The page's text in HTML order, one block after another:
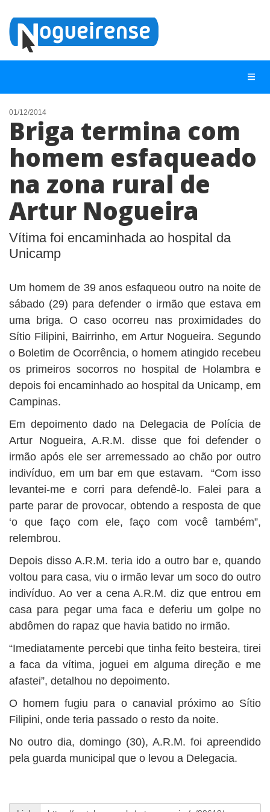
NOTÍCIAS
LISTA DIGITAL
CONTATO
ANUNCIE
01/12/2014
Briga termina com
homem esfaqueado
na zona rural de
Artur Nogueira
Vítima foi encaminhada ao hospital da
Unicamp
Um homem de 39 anos esfaqueou outro na noite de
sábado (29) para defender o irmão que estava em
uma briga. O caso ocorreu nas proximidades do
Sítio Filipini, Bairrinho, em Artur Nogueira. Segundo
o Boletim de Ocorrência, o homem atingido recebeu
os primeiros socorros no hospital de Holambra e
depois foi encaminhado ao hospital da Unicamp, em
Campinas.
Em depoimento dado na Delegacia de Polícia de
Artur Nogueira, A.R.M. disse que foi defender o
irmão após ele ser arremessado ao chão por outro
indivíduo, em um bar em que estavam. “Com isso
levantei-me e corri para defendê-lo. Falei para a
parte parar de provocar, obtendo a resposta de que
‘o que faço com ele, faço com você também”,
relembrou.
Depois disso A.R.M. teria ido a outro bar e, quando
voltou para casa, viu o irmão levar um soco do outro
indivíduo. Ao ver a cena A.R.M. diz que entrou em
casa para pegar uma faca e deferiu um golpe no
abdômen do rapaz que havia batido no irmão.
“Imediatamente percebi que tinha feito besteira, tirei
a faca da vítima, joguei em alguma direção e me
afastei”, detalhou no depoimento.
O homem fugiu para o canavial próximo ao Sítio
Filipini, onde teria passado o resto da noite.
No outro dia, domingo (30), A.R.M. foi apreendido
pela guarda municipal que o levou a Delegacia.